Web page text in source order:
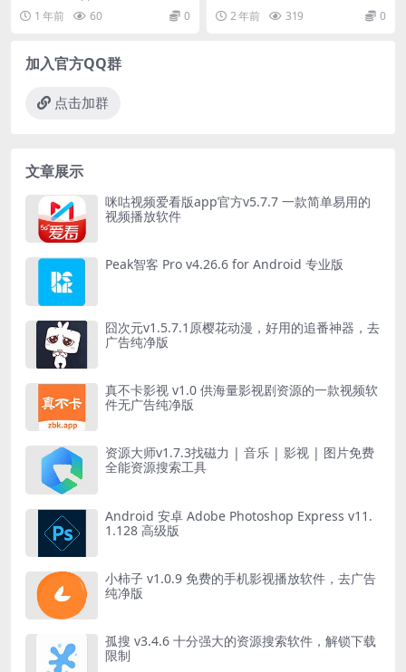
去更新解锁会员版
变声软件，拥有多种语音包供用户
使用，用户可以将自...
1 年前 60 0
解锁专业版 无限次创作 快速处理
无水印 ...
2 年前 319 0
加入官方QQ群
点击加群
文章展示
咪咕视频爱看版app官方v5.7.7 一款简单易用的
视频播放软件
Peak智客 Pro v4.26.6 for Android 专业版
囧次元v1.5.7.1原樱花动漫，好用的追番神器，去
广告纯净版
真不卡影视 v1.0 供海量影视剧资源的一款视频软
件无广告纯净版
资源大师v1.7.3找磁力 | 音乐 | 影视 | 图片免费
全能资源搜索工具
Android 安卓 Adobe Photoshop Express v11.
1.128 高级版
小柿子 v1.0.9 免费的手机影视播放软件，去广告
纯净版
孤搜 v3.4.6 十分强大的资源搜索软件，解锁下载
限制